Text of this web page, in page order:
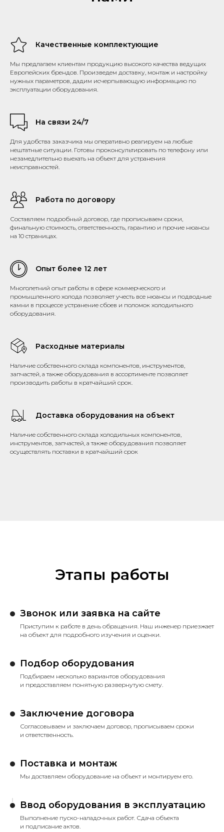
Качественные комплектующие
Мы предлагаем клиентам продукцию высокого качества ведущих
Европейских брендов. Произведем доставку, монтаж и настройку
нужных параметров, дадим исчерпывающую информацию по
эксплуатации оборудования.
На связи 24/7
Для удобства заказчика мы оперативно реагируем на любые
нештатные ситуации. Готовы проконсультировать по телефону или
незамедлительно выехать на объект для устранения
неисправностей.
Работа по договору
Составляем подробный договор, где прописываем сроки,
финальную стоимость, ответственность, гарантию и прочие нюансы
на 10 страницах.
Опыт более 12 лет
Многолетний опыт работы в сфере коммерческого и
промышленного холода позволяет учесть все нюансы и подводные
камни в процессе устранение сбоев и поломок холодильного
оборудования.
Расходные материалы
Наличие собственного склада компонентов, инструментов,
запчастей, а также оборудования в ассортименте позволяет
производить работы в кратчайший срок.
Доставка оборудования на объект
Наличие собственного склада холодильных компонентов,
инструментов, запчастей, а также оборудования позволяет
осуществлять поставки в кратчайший срок
Этапы работы
Звонок или заявка на сайте
Приступим к работе в день обращения. Наш инженер приезжает
на объект для подробного изучения и оценки.
Подбор оборудования
Подбираем несколько вариантов оборудования
и предоставляем понятную развернутую смету.
Заключение договора
Согласовываем и заключаем договор, прописываем сроки
и ответственность.
Поставка и монтаж
Мы доставляем оборудование на объект и монтируем его.
Ввод оборудования в эксплуатацию
Выполнение пуско-наладочных работ. Сдача объекта
и подписание актов.